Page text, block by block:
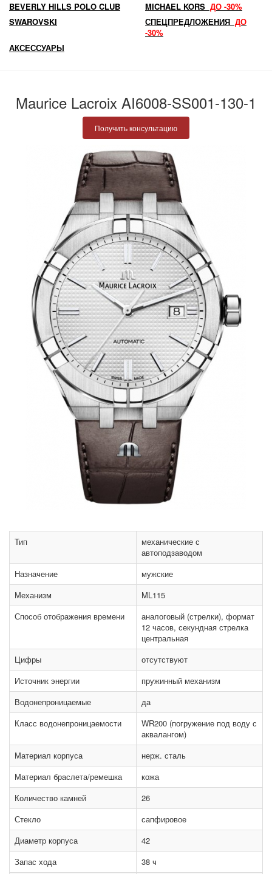
BEVERLY HILLS POLO CLUB
MICHAEL KORS ДО -30%
SWAROVSKI
СПЕЦПРЕДЛОЖЕНИЯ ДО
-30%
АКСЕССУАРЫ
Maurice Lacroix AI6008-SS001-130-1
Получить консультацию
Тип
механические с
автоподзаводом
Назначение
мужские
Механизм
ML115
Способ отображения времени
аналоговый (стрелки), формат
12 часов, секундная стрелка
центральная
Цифры
отсутствуют
Источник энергии
пружинный механизм
Водонепроницаемые
да
Класс водонепроницаемости
WR200 (погружение под воду с
аквалангом)
Материал корпуса
нерж. сталь
Материал браслета/ремешка
кожа
Количество камней
26
Стекло
сапфировое
Диаметр корпуса
42
Запас хода
38 ч